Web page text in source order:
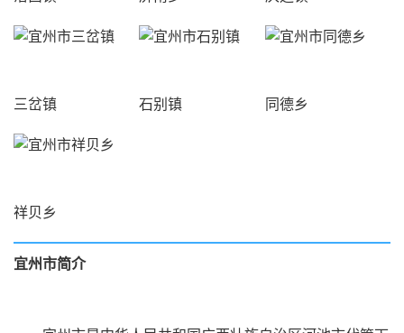
三岔镇 石别镇 同德乡
祥贝乡
宜州市简介